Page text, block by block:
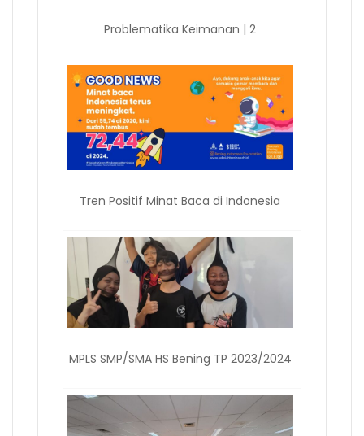
Problematika Keimanan | 2
Tren Positif Minat Baca di Indonesia
MPLS SMP/SMA HS Bening TP 2023/2024